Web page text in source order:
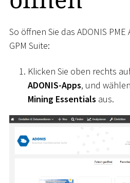
So öffnen Sie das ADONIS
GPM Suite:
Klicken Sie oben rechts
ADONIS-Apps, und
Mining Essentials aus.